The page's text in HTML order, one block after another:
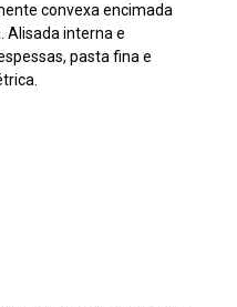
convexa encimada
Alisada interna e
pasta fina e